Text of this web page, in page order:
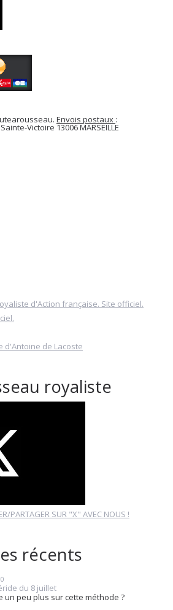
Envois postaux :
Victoire 13006 MARSEILLE
d'Action française. Site officiel.
d'Antoine de Lacoste
royaliste
PARTAGER SUR "X" AVEC NOUS !
récents
du 8 juillet
un peu plus sur cette méthode ?